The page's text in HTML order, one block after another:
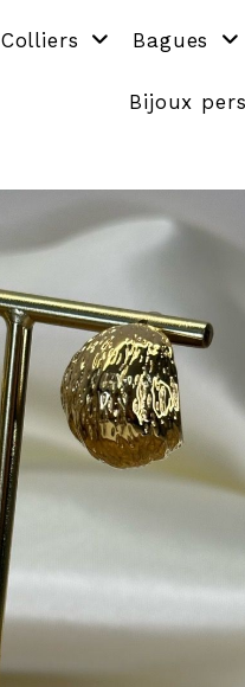
Colliers Bagues
Bijoux